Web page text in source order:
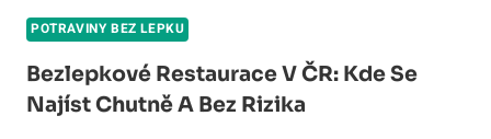
POTRAVINY BEZ LEPKU
Bezlepkové Restaurace V ČR: Kde Se
Najíst Chutně A Bez Rizika